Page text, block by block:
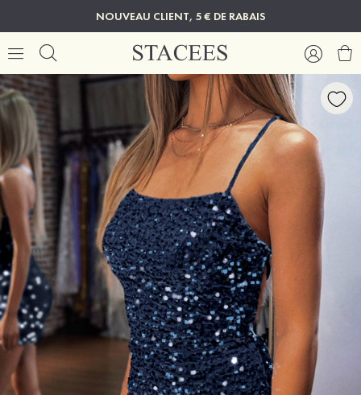
NOUVEAU CLIENT, 5 € DE RABAIS